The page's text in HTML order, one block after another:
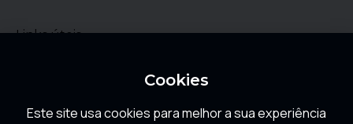
Links úteis
FAQ
Cookies
Este site usa cookies para melhor a sua experiência